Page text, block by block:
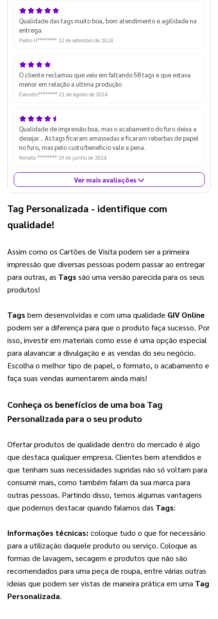
Qualidade das tags muito boa, bom atendimento e agilidade na
entrega.
Pedro H******** 12 de setembro de 2024
O cliente reclamou que veio em faltando 58 tags e que estava
menor em relação a ultima produção
Evandro******** 21 de agosto de 2024
Qualidade de impressão boa, mas o acabamento do furo deixa a
desejar... As tags ficaram amassadas e ficaram rebarbas de papel
no furo, mas pelo custo/beneficio vale a pena.
Renata ******** 19 de junho de 2024
Ver mais avaliações
Tag Personalizada - identifique com
qualidade!
Assim como os Cartões de Visita podem ser a primeira
impressão que diversas pessoas podem passar ao entregar
para outras, as Tags são uma versão parecida para os seus
produtos!
Tags bem desenvolvidas e com uma qualidade GIV Online
podem ser a diferença para que o produto faça sucesso. Por
isso, investir em materiais como esse é uma opção especial
para alavancar a divulgação e as vendas do seu negócio.
Escolha o melhor tipo de papel, o formato, o acabamento e
faça suas vendas aumentarem ainda mais!
Conheça os benefícios de uma boa Tag
Personalizada para o seu produto
Ofertar produtos de qualidade dentro do mercado é algo
que destaca qualquer empresa. Clientes bem atendidos e
que tenham suas necessidades supridas não só voltam para
consumir mais, como também falam da sua marca para
outras pessoas. Partindo disso, temos algumas vantagens
que podemos destacar quando falamos das Tags:
Informações técnicas: coloque tudo o que for necessário
para a utilização daquele produto ou serviço. Coloque as
formas de lavagem, secagem e produtos que não são
recomendados para uma peça de roupa, entre várias outras
ideias que podem ser vistas de maneira prática em uma Tag
Personalizada.